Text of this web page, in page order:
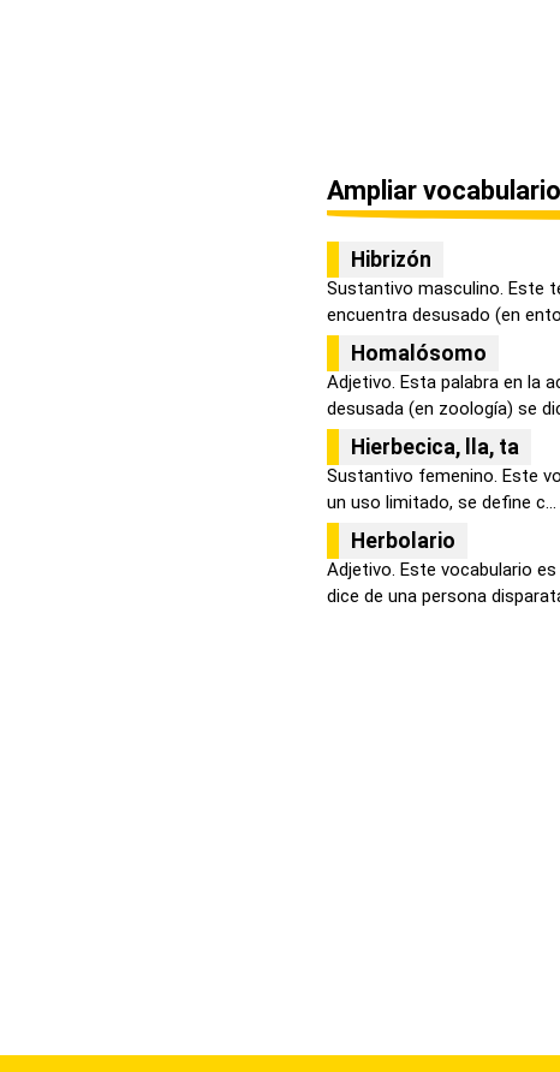
Ampliar vocabulario
Hibrizón
Sustantivo masculino. Este
encuentra desusado (en
Homalósomo
Adjetivo. Esta palabra en la
desusada (en zoología) se
Hierbecica, lla, ta
Sustantivo femenino. Este
un uso limitado, se define c...
Herbolario
Adjetivo. Este vocabulario
dice de una persona